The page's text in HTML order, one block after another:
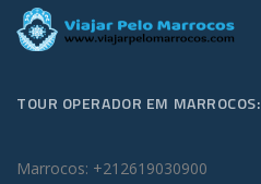
TOUR OPERADOR EM MARROCOS:
Marrocos: +212619030900